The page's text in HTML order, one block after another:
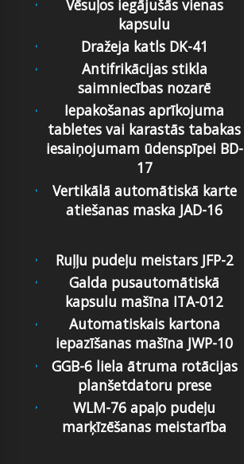
Vēsuļos iegājušās vienas
kapsulu
Dražeja katls DK-41
Antifrikācijas stikla
saimniecības nozarē
Iepakošanas aprīkojuma
tabletes vai karastās tabakas
iesaiņojumam ūdenspīpei BD-
17
Vertikālā automātiskā karte
atiešanas maska JAD-16
Ruļļu pudeļu meistars JFP-2
Galda pusautomātiskā
kapsulu mašīna ITA-012
Automatiskais kartona
iepazīšanas mašīna JWP-10
GGB-6 liela ātruma rotācijas
planšetdatoru prese
WLM-76 apaļo pudeļu
marķīzēšanas meistarība